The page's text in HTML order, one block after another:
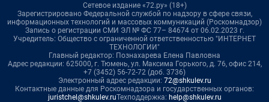
Сетевое издание «72.ру» (18+)
Зарегистрировано Федеральной службой по надзору в сфере связи,
информационных технологий и массовых коммуникаций (Роскомнадзор)
Запись о регистрации СМИ ЭЛ № ФС 77– 84674 от 06.02.2023 г.
Учредитель: Общество с ограниченной ответственностью "ИНТЕРНЕТ
ТЕХНОЛОГИИ"
Главный редактор: Познахарева Елена Павловна
Адрес редакции: 625000, г. Тюмень, ул. Максима Горького, д. 76, офис 214,
+7 (3452) 56-72-72 (доб. 3736)
Электронный адрес редакции: 72@shkulev.ru
Контактные данные для Роскомнадзора и государственных органов:
juristchel@shkulev.ruТехподдержка: help@shkulev.ru